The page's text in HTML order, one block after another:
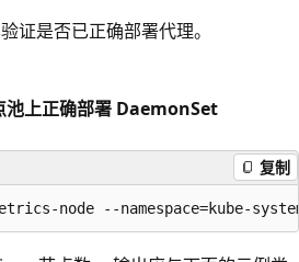
验证是否已正确部署代理。
上正确部署 DaemonSet
复制